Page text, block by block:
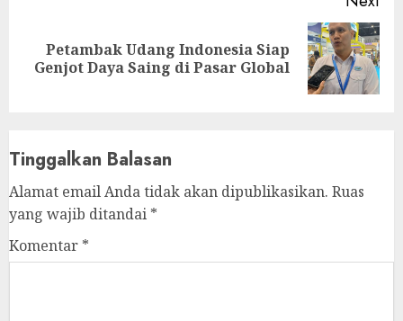
Next
post:
Petambak Udang Indonesia Siap
Genjot Daya Saing di Pasar Global
Tinggalkan Balasan
Alamat email Anda tidak akan dipublikasikan. Ruas
yang wajib ditandai *
Komentar *